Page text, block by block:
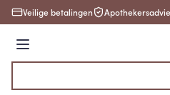
Ga naar de inhoud
Veilige betalingen
Menu